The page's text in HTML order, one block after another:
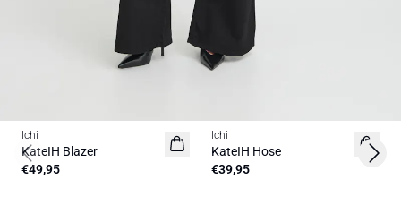
BASIC
Ichi
KateIH Blazer
€49,95
BASIC
Ichi
KateIH Hose
€39,95
Previous slide Next